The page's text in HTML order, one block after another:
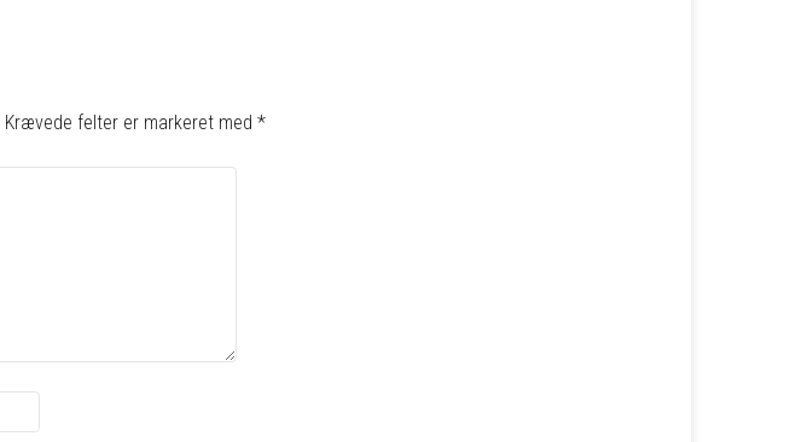
Krævede felter er markeret med *